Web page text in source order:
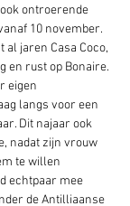
ontroerende
10 november.
al jaren Casa Coco,
en rust op Bonaire.
eigen
langs voor een
Dit najaar ook
nadat zijn vrouw
te willen
echtpaar mee
de Antilliaanse